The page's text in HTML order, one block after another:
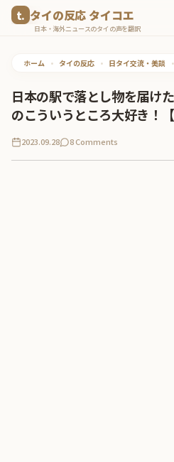
タイの反応 タイコエ
日本・海外ニュースのタイの声を翻訳
ホーム • タイの反応 • 日タイ交流・美談 •
日本の駅で落とし物を届け
のこういうところ大好き！
2023.09.28 8 Comments